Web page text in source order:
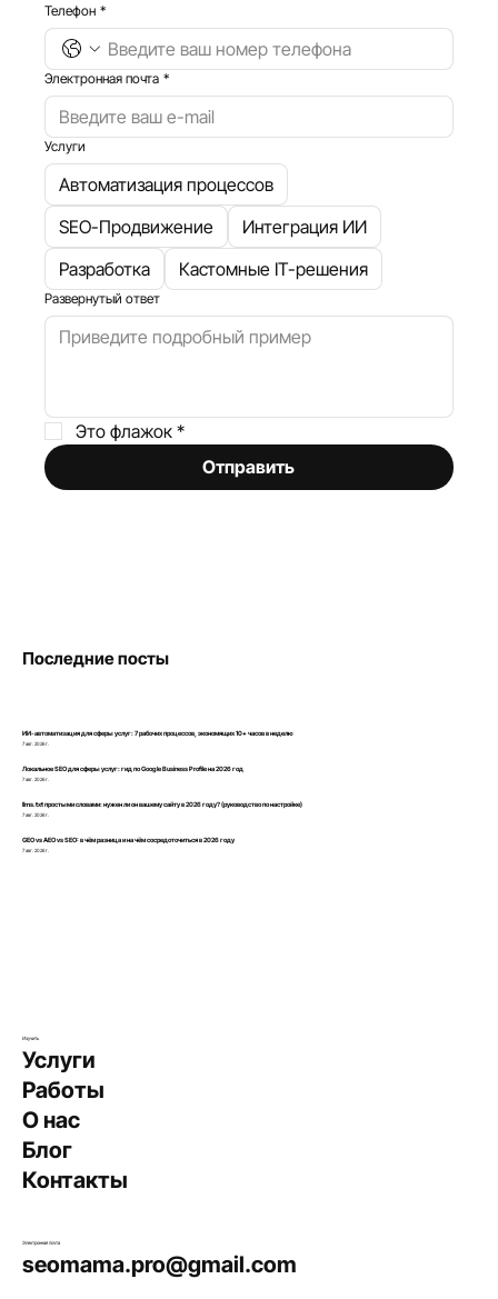
Телефон *
Электронная почта *
Услуги
Автоматизация процессов
SEO-Продвижение
Интеграция ИИ
Разработка
Кастомные IT-решения
Развернутый ответ
Это флажок *
Отправить
Последние посты
ИИ-автоматизация для сферы услуг: 7 рабочих процессов, экономящих 10+ часов в неделю
7 авг. 2026 г.
Локальное SEO для сферы услуг: гид по Google Business Profile на 2026 год
7 авг. 2026 г.
llms.txt простыми словами: нужен ли он вашему сайту в 2026 году? (руководство по настройке)
7 авг. 2026 г.
GEO vs AEO vs SEO: в чём разница и на чём сосредоточиться в 2026 году
7 авг. 2026 г.
Изучить
Услуги
Работы
О нас
Блог
Контакты
Электронная почта
seomama.pro@gmail.com